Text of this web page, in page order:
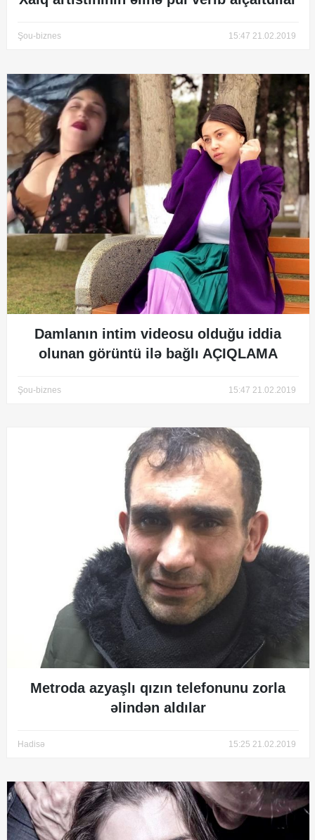
Şou-biznes 15:47 21.02.2019
Damlanın intim videosu olduğu iddia
olunan görüntü ilə bağlı AÇIQLAMA
Şou-biznes 15:47 21.02.2019
Metroda azyaşlı qızın telefonunu zorla
əlindən aldılar
Hadisə 15:25 21.02.2019